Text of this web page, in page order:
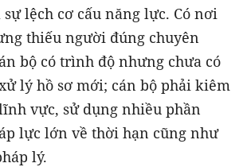
sự lệch cơ cấu năng lực. Có nơi
thiếu người đúng chuyên
bộ có trình độ nhưng chưa có
lý hồ sơ mới; cán bộ phải kiêm
vực, sử dụng nhiều phần
lực lớn về thời hạn cũng như
lý.